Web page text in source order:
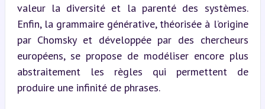
valeur la diversité et la parenté des systèmes.
Enfin, la grammaire générative, théorisée à l’origine
par Chomsky et développée par des chercheurs
européens, se propose de modéliser encore plus
abstraitement les règles qui permettent de
produire une infinité de phrases.